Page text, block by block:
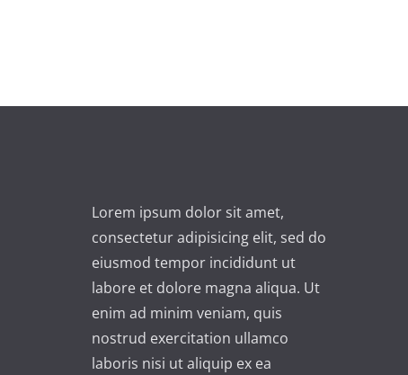
Lorem ipsum dolor sit amet,
consectetur adipisicing elit, sed do
eiusmod tempor incididunt ut
labore et dolore magna aliqua. Ut
enim ad minim veniam, quis
nostrud exercitation ullamco
laboris nisi ut aliquip ex ea